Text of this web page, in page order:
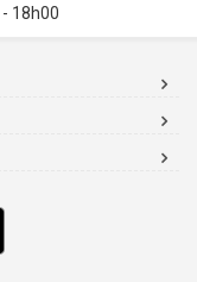
18h00